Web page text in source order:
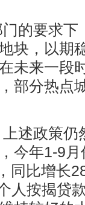
的要求下
块，以期
未来一段
部分热点
述政策仍
今年1-9
同比增长
人按揭贷